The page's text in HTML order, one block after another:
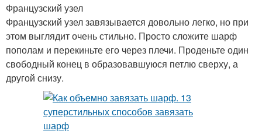
Французский узел
Французский узел завязывается довольно легко, но при
этом выглядит очень стильно. Просто сложите шарф
пополам и перекиньте его через плечи. Проденьте один
свободный конец в образовавшуюся петлю сверху, а
другой снизу.